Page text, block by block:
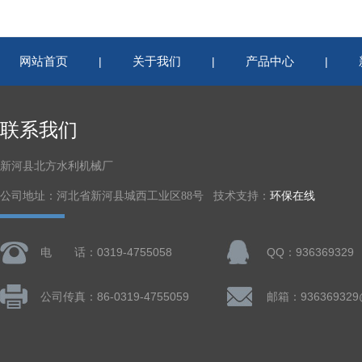
网站首页 | 关于我们 | 产品中心 |
联系我们
新河县北方水利机械厂
公司地址：河北省新河县城西工业区88号 技术支持： 环保在线
电 话：0319-4755058 QQ：936369329
公司传真：86-0319-4755059 邮箱：